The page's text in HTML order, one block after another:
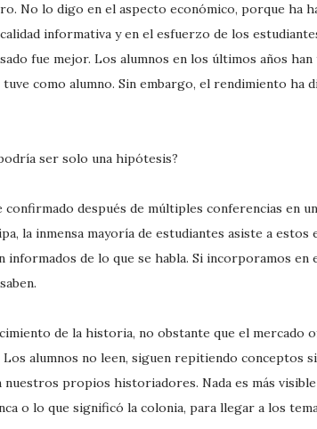
No lo digo en el aspecto económico, porque ha
informativa y en el esfuerzo de los
fue mejor. Los alumnos en los últimos años
como alumno. Sin embargo, el rendimiento ha
ser solo una hipótesis?
confirmado después de múltiples conferencias en
la inmensa mayoría de estudiantes asiste a
informados de lo que se habla. Si incorporamos
de la historia, no obstante que el mercado
alumnos no leen, siguen repitiendo conceptos
propios historiadores. Nada es más
o lo que significó la colonia, para llegar a los